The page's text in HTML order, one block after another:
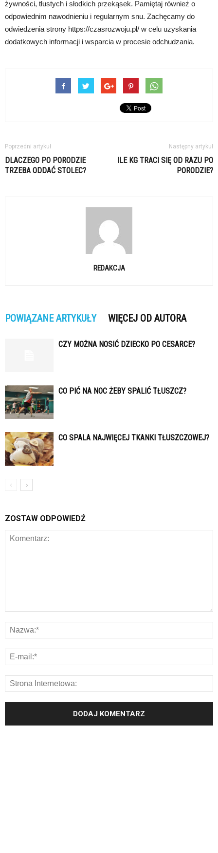
żywności, tłustych i słodkich przekąsek. Pamiętaj również o
odpowiednim nawodnieniu i regularnym snu. Zachęcamy do
odwiedzenia strony https://czasrozwoju.pl/ w celu uzyskania
dodatkowych informacji i wsparcia w procesie odchudzania.
Poprzedni artykuł
DLACZEGO PO PORODZIE
TRZEBA ODDAĆ STOLEC?
Następny artykuł
ILE KG TRACI SIĘ OD RAZU PO
PORODZIE?
REDAKCJA
POWIĄZANE ARTYKUŁY WIĘCEJ OD AUTORA
CZY MOŻNA NOSIĆ DZIECKO PO CESARCE?
CO PIĆ NA NOC ŻEBY SPALIĆ TŁUSZCZ?
CO SPALA NAJWIĘCEJ TKANKI TŁUSZCZOWEJ?
ZOSTAW ODPOWIEDŹ